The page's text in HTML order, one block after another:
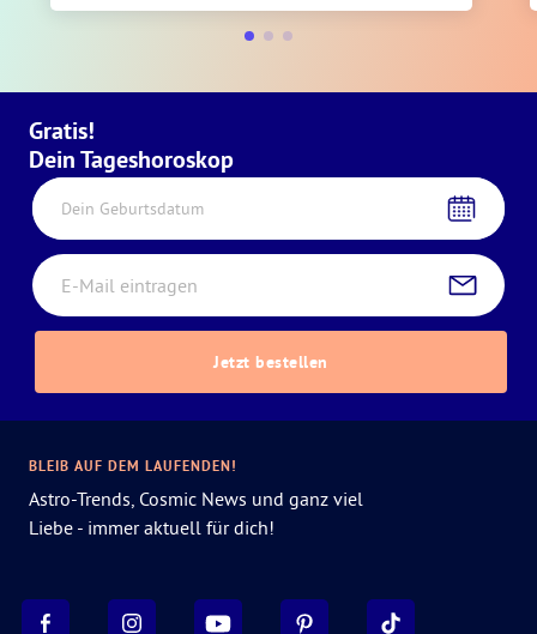
Gratis!
Dein Tageshoroskop
Dein Geburtsdatum
Jetzt bestellen
BLEIB AUF DEM LAUFENDEN!
Astro-Trends, Cosmic News und ganz viel
Liebe - immer aktuell für dich!